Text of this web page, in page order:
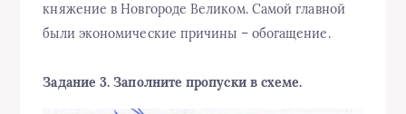
княжение в Новгороде Великом. Самой главной
были экономические причины – обогащение.
Задание 3. Заполните пропуски в схеме.